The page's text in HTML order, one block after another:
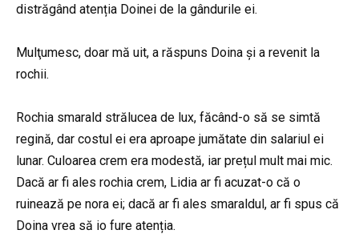
distrăgând atenția Doinei de la gândurile ei.
Mulţumesc, doar mă uit, a răspuns Doina și a revenit la
rochii.
Rochia smarald strălucea de lux, făcând-o să se simtă
regină, dar costul ei era aproape jumătate din salariul ei
lunar. Culoarea crem era modestă, iar prețul mult mai mic.
Dacă ar fi ales rochia crem, Lidia ar fi acuzat-o că o
ruinează pe nora ei; dacă ar fi ales smaraldul, ar fi spus că
Doina vrea să io fure atenția.